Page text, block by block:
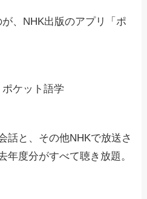
、NHK出版のアプリ「ポ
話と、その他NHKで放送さ
年度分がすべて聴き放題。